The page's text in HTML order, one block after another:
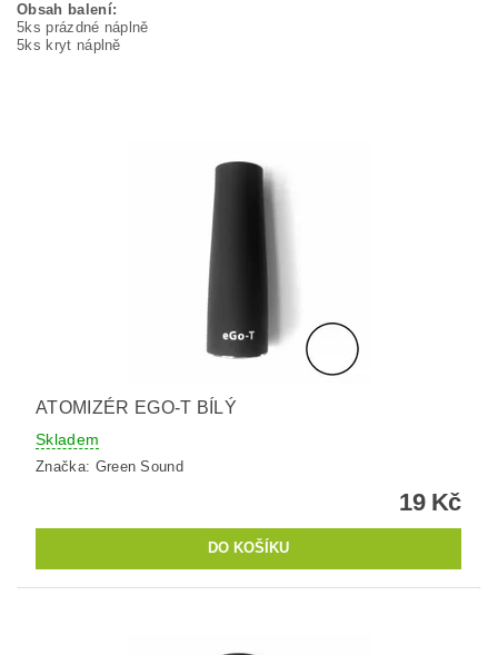
Obsah balení:
5ks prázdné náplně
5ks kryt náplně
ATOMIZÉR EGO-T BÍLÝ
Skladem
Značka: Green Sound
19 Kč